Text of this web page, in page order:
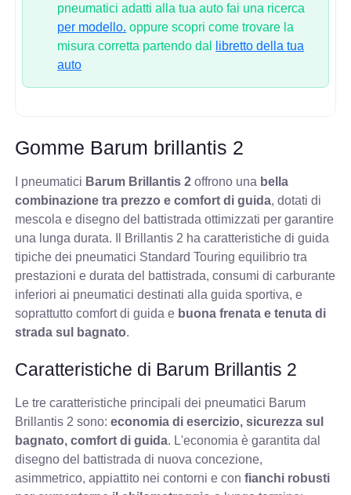
pneumatici adatti alla tua auto fai una ricerca
per modello. oppure scopri come trovare la
misura corretta partendo dal
libretto della tua
auto
Gomme Barum brillantis 2
I pneumatici Barum Brillantis 2 offrono una bella
combinazione tra prezzo e comfort di guida, dotati di
mescola e disegno del battistrada ottimizzati per garantire
una lunga durata. Il Brillantis 2 ha caratteristiche di guida
tipiche dei pneumatici Standard Touring equilibrio tra
prestazioni e durata del battistrada, consumi di carburante
inferiori ai pneumatici destinati alla guida sportiva, e
soprattutto comfort di guida e buona frenata e tenuta di
strada sul bagnato.
Caratteristiche di Barum Brillantis 2
Le tre caratteristiche principali dei pneumatici Barum
Brillantis 2 sono:economia di esercizio, sicurezza sul
bagnato, comfort di guida. L'economia è garantita dal
disegno del battistrada di nuova concezione,
asimmetrico, appiattito nei contorni e confianchi robusti